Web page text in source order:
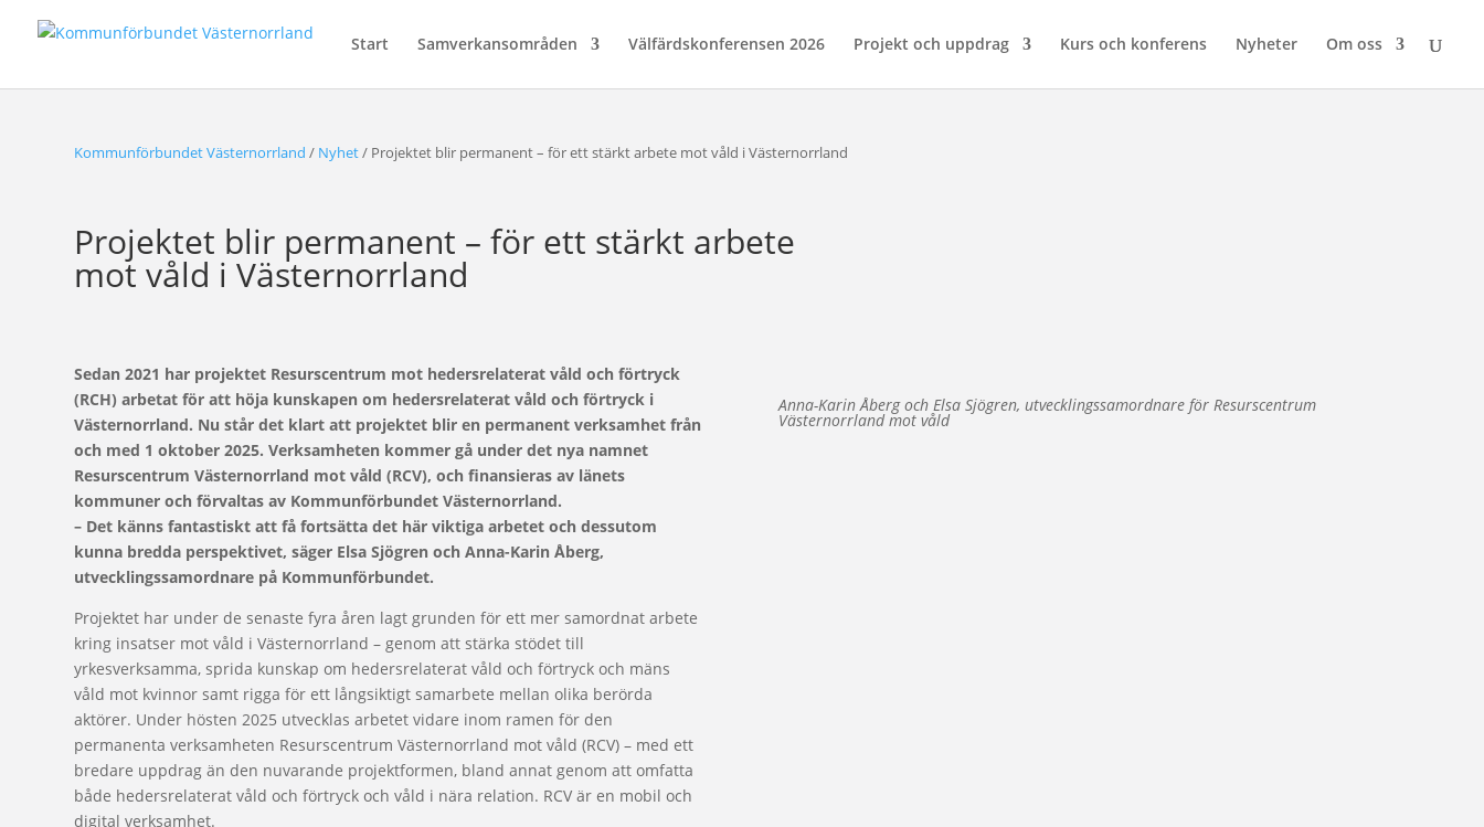
Start Samverkansområden Välfärdskonferensen 2026 Projekt och uppdrag Kurs och konferens Nyheter Om oss
Kommunförbundet Västernorrland / Nyhet/ Projektet blir permanent – för ett stärkt arbete mot våld i Västernorrland
Projektet blir permanent – för ett stärkt arbete
mot våld i Västernorrland
Sedan 2021 har projektet Resurscentrum mot hedersrelaterat våld och förtryck
(RCH) arbetat för att höja kunskapen om hedersrelaterat våld och förtryck i
Västernorrland. Nu står det klart att projektet blir en permanent verksamhet från
och med 1 oktober 2025. Verksamheten kommer gå under det nya namnet
Resurscentrum Västernorrland mot våld (RCV), och finansieras av länets
kommuner och förvaltas av Kommunförbundet Västernorrland.
– Det känns fantastiskt att få fortsätta det här viktiga arbetet och dessutom
kunna bredda perspektivet, säger Elsa Sjögren och Anna-Karin Åberg,
utvecklingssamordnare på Kommunförbundet.
Projektet har under de senaste fyra åren lagt grunden för ett mer samordnat arbete
kring insatser mot våld i Västernorrland – genom att stärka stödet till
yrkesverksamma, sprida kunskap om hedersrelaterat våld och förtryck och mäns
våld mot kvinnor samt rigga för ett långsiktigt samarbete mellan olika berörda
aktörer. Under hösten 2025 utvecklas arbetet vidare inom ramen för den
permanenta verksamheten Resurscentrum Västernorrland mot våld (RCV) – med ett
bredare uppdrag än den nuvarande projektformen, bland annat genom att omfatta
både hedersrelaterat våld och förtryck och våld i nära relation. RCV är en mobil och
digital verksamhet.
Anna-Karin Åberg och Elsa Sjögren, utvecklingssamordnare för Resurscentrum
Västernorrland mot våld